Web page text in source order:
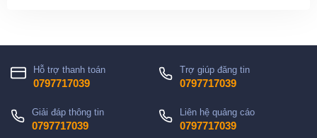
Hỗ trợ thanh toán
0797717039
Trợ giúp đăng tin
0797717039
Giải đáp thông tin
0797717039
Liên hệ quảng cáo
0797717039